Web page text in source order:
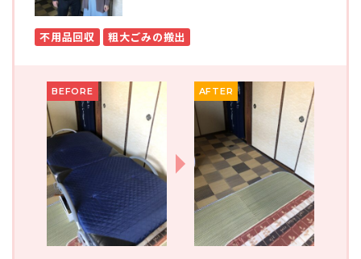
不用品回収 粗大ごみの搬出
BEFORE AFTER